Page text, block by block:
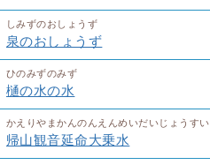
しみずのおしょうず
泉のおしょうず
ひのみずのみず
樋の水の水
かえりやまかんのんえんめいだいじょうすい
帰山観音延命大乗水